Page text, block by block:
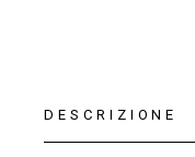
DESCRIZIONE